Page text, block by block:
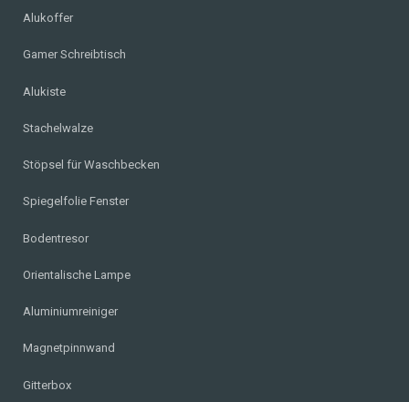
Alukoffer
Gamer Schreibtisch
Alukiste
Stachelwalze
Stöpsel für Waschbecken
Spiegelfolie Fenster
Bodentresor
Orientalische Lampe
Aluminiumreiniger
Magnetpinnwand
Gitterbox